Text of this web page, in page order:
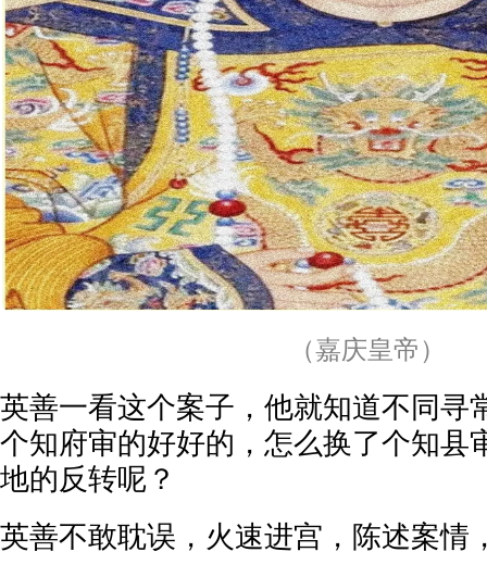
（嘉庆皇帝）
英善一看这个案子，他就知道不同寻
个知府审的好好的，怎么换了个知县
地的反转呢？
英善不敢耽误，火速进宫，陈述案情